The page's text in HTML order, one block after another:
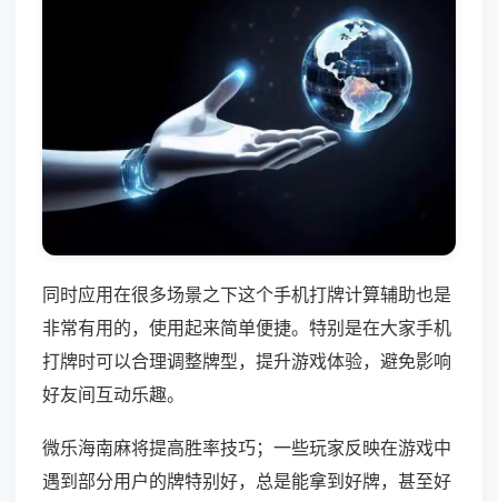
同时应用在很多场景之下这个手机打牌计算辅助也是
非常有用的，使用起来简单便捷。特别是在大家手机
打牌时可以合理调整牌型，提升游戏体验，避免影响
好友间互动乐趣。
微乐海南麻将提高胜率技巧；一些玩家反映在游戏中
遇到部分用户的牌特别好，总是能拿到好牌，甚至好